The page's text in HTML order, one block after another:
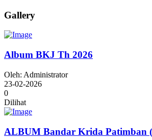
Gallery
Album BKJ Th 2026
Oleh: Administrator
23-02-2026
0
Dilihat
ALBUM Bandar Krida Patimban